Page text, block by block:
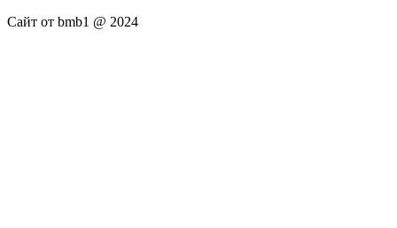
Сайт от bmb1 @ 2024